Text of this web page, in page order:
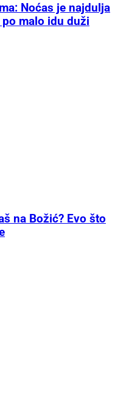
Noćas je najdulja
malo idu duži
na Božić? Evo što